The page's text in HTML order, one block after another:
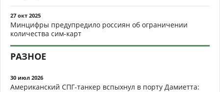
27 окт 2025
Минцифры предупредило россиян об ограничении
количества сим-карт
РАЗНОЕ
30 июл 2026
Американский СПГ-танкер вспыхнул в порту Дамиетта: